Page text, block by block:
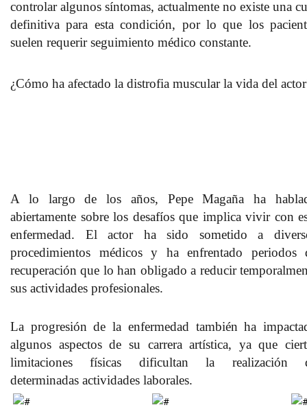
controlar algunos síntomas, actualmente no existe una
definitiva para esta condición, por lo que los
suelen requerir seguimiento médico constante.
¿Cómo ha afectado la distrofia muscular la vida del
A lo largo de los años, Pepe Magaña ha
abiertamente sobre los desafíos que implica vivir con
enfermedad. El actor ha sido sometido a
procedimientos médicos y ha enfrentado periodos
recuperación que lo han obligado a reducir
sus actividades profesionales.
La progresión de la enfermedad también ha
algunos aspectos de su carrera artística, ya que
limitaciones físicas dificultan la realización
determinadas actividades laborales.